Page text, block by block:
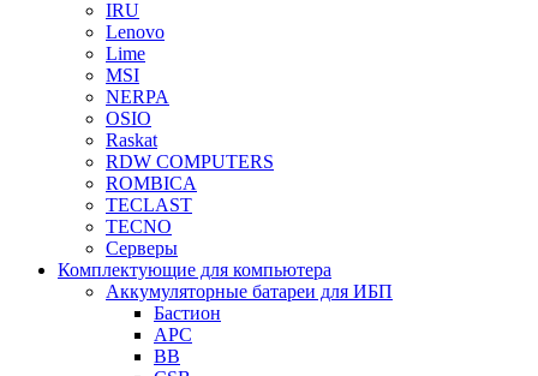
IRU
Lenovo
Lime
MSI
NERPA
OSIO
Raskat
RDW COMPUTERS
ROMBICA
TECLAST
TECNO
Серверы
Комплектующие для компьютера
Аккумуляторные батареи для ИБП
Бастион
APC
BB